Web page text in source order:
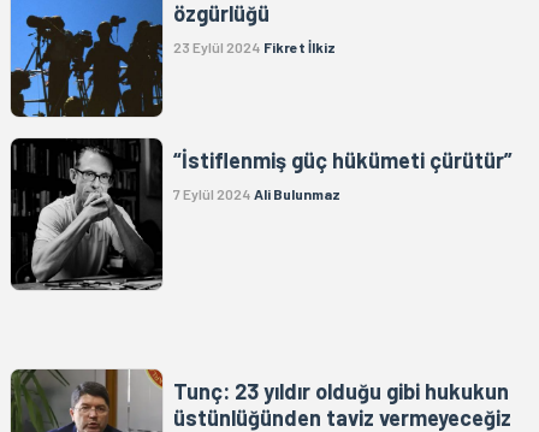
özgürlüğü
23 Eylül 2024 Fikret İlkiz
“İstiflenmiş güç hükümeti çürütür”
7 Eylül 2024 Ali Bulunmaz
Tunç: 23 yıldır olduğu gibi hukukun
üstünlüğünden taviz vermeyeceğiz